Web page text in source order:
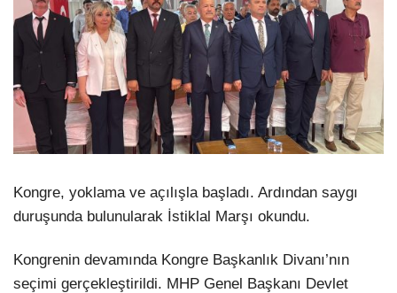
Kongre, yoklama ve açılışla başladı. Ardından saygı
duruşunda bulunularak İstiklal Marşı okundu.
Kongrenin devamında Kongre Başkanlık Divanı’nın
seçimi gerçekleştirildi. MHP Genel Başkanı Devlet